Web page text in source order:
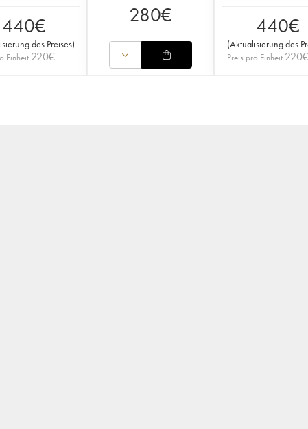
440€
des Preises)
Einheit 220€
280€ 440€
(Aktualisierung des
Preis pro Einheit 220€